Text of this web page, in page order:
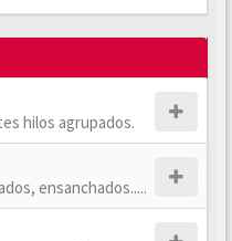
hilos agrupados.
ensanchados.....